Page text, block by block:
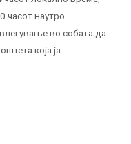
часот наутро
во собата да
која ја